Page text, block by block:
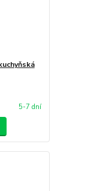
5-7 dní